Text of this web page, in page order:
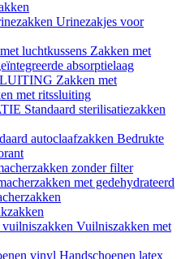
Urinezakjes voor
luchtkussens Zakken met
absorptielaag
Zakken met
met ritssluiting
Standaard sterilisatiezakken
autoclaafzakken Bedrukte
zonder filter
met gedehydrateerd
vuilniszakken Vuilniszakken met
vinyl Handschoenen latex